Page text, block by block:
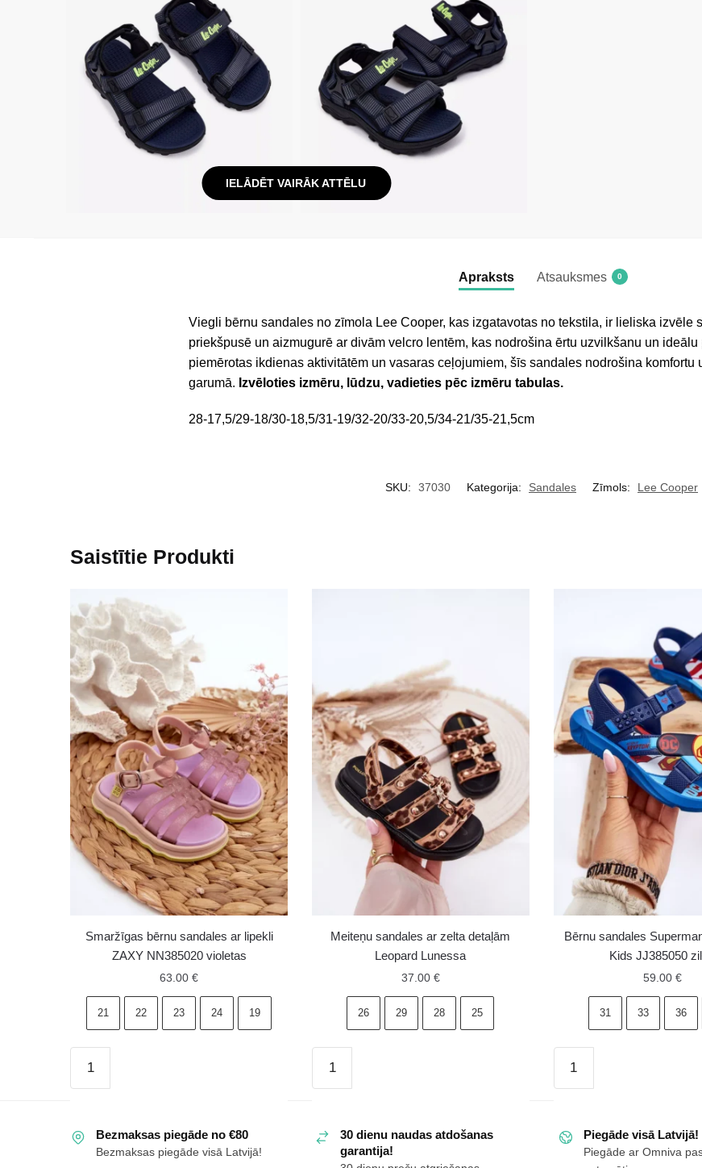
IELĀDĒT VAIRĀK ATTĒLU
Apraksts Atsauksmes 0
Viegli bērnu sandales no zīmola Lee Cooper, kas izgatavotas no tekstila, ir lieliska izvēle
priekšpusē un aizmugurē ar divām velcro lentēm, kas nodrošina ērtu uzvilkšanu un
piemērotas ikdienas aktivitātēm un vasaras ceļojumiem, šīs sandales nodrošina komfortu
garumā. Izvēloties izmēru, lūdzu, vadieties pēc izmēru tabulas.
28-17,5/29-18/30-18,5/31-19/32-20/33-20,5/34-21/35-21,5cm
SKU: 37030 Kategorija: Sandales Zīmols: Lee Cooper
Saistītie Produkti
Smaržīgas bērnu sandales ar lipekli
ZAXY NN385020 violetas
63.00 €
21 22 23 24 19
bērnu
lipekli
ZAXY
Meiteņu sandales ar zelta detaļām
Leopard Lunessa
37.00 €
26 29 28 25
sandales
detaļām
Leopard
Bērnu sandales
Kids JJ385050
59.00 €
31 33 36
sandales
Kids
JJ385050
Bezmaksas piegāde no €80
Bezmaksas piegāde visā Latvijā!
30 dienu naudas atdošanas
garantija!
Piegāde visā Latvijā!
Piegāde ar Omniva